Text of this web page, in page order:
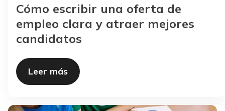
Cómo escribir una oferta de
empleo clara y atraer mejores
candidatos
Leer más